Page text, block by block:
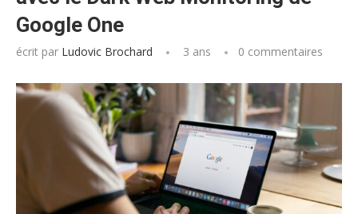
Google One
écrit par Ludovic Brochard 3 ans 0 commentaires